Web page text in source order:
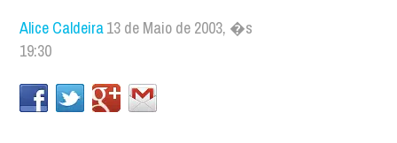
Alice Caldeira13 de Maio de 2003, �s
19:30